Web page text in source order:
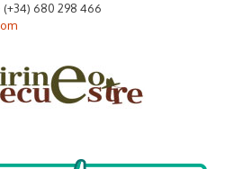
(+34) 680 298 466